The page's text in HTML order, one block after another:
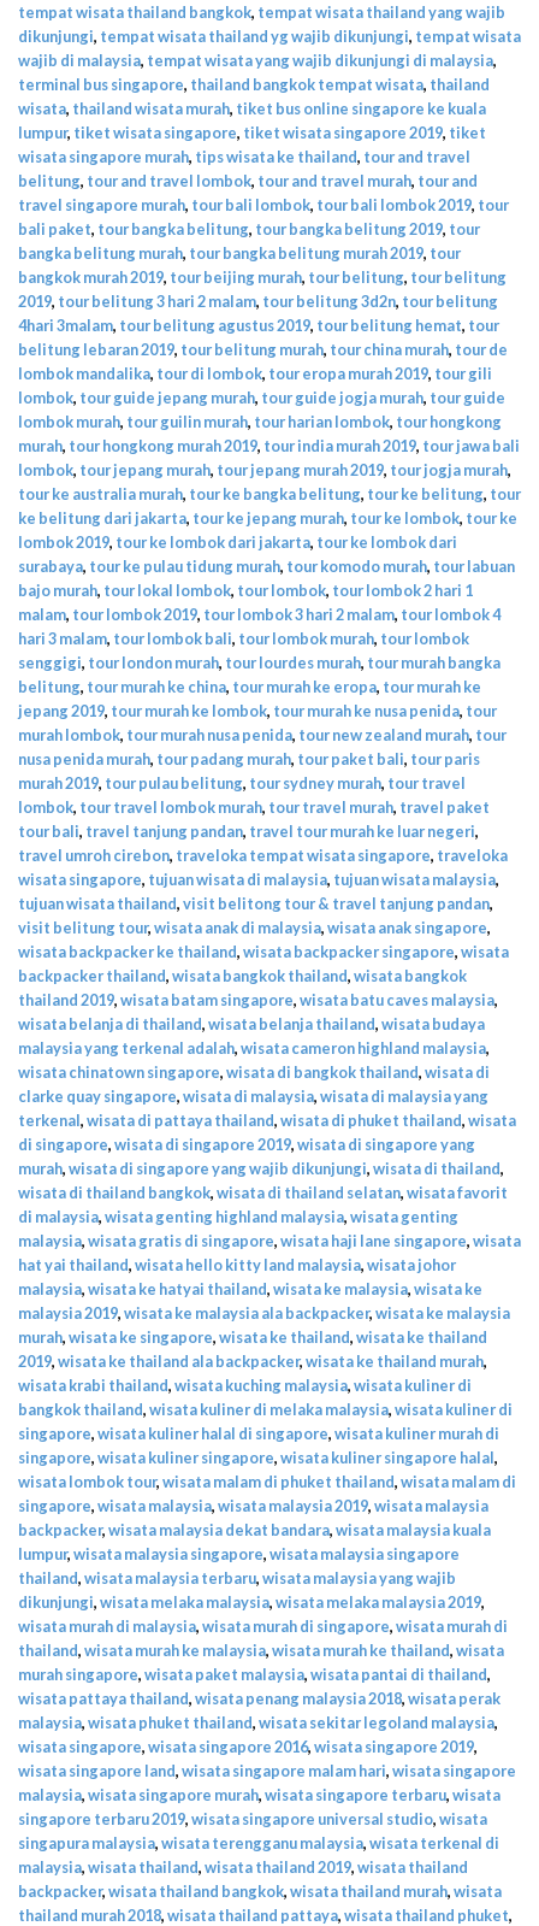
tempat wisata thailand bangkok, tempat wisata thailand yang wajib
dikunjungi, tempat wisata thailand yg wajib dikunjungi, tempat wisata
wajib di malaysia, tempat wisata yang wajib dikunjungi di malaysia,
terminal bus singapore, thailand bangkok tempat wisata, thailand
wisata, thailand wisata murah, tiket bus online singapore ke kuala
lumpur, tiket wisata singapore, tiket wisata singapore 2019, tiket
wisata singapore murah, tips wisata ke thailand, tour and travel
belitung, tour and travel lombok, tour and travel murah, tour and
travel singapore murah, tour bali lombok, tour bali lombok 2019, tour
bali paket, tour bangka belitung, tour bangka belitung 2019, tour
bangka belitung murah, tour bangka belitung murah 2019, tour
bangkok murah 2019, tour beijing murah, tour belitung, tour belitung
2019, tour belitung 3 hari 2 malam, tour belitung 3d2n, tour belitung
4hari 3malam, tour belitung agustus 2019, tour belitung hemat, tour
belitung lebaran 2019, tour belitung murah, tour china murah, tour de
lombok mandalika, tour di lombok, tour eropa murah 2019, tour gili
lombok, tour guide jepang murah, tour guide jogja murah, tour guide
lombok murah, tour guilin murah, tour harian lombok, tour hongkong
murah, tour hongkong murah 2019, tour india murah 2019, tour jawa bali
lombok, tour jepang murah, tour jepang murah 2019, tour jogja murah,
tour ke australia murah, tour ke bangka belitung, tour ke belitung, tour
ke belitung dari jakarta, tour ke jepang murah, tour ke lombok, tour ke
lombok 2019, tour ke lombok dari jakarta, tour ke lombok dari
surabaya, tour ke pulau tidung murah, tour komodo murah, tour labuan
bajo murah, tour lokal lombok, tour lombok, tour lombok 2 hari 1
malam, tour lombok 2019, tour lombok 3 hari 2 malam, tour lombok 4
hari 3 malam, tour lombok bali, tour lombok murah, tour lombok
senggigi, tour london murah, tour lourdes murah, tour murah bangka
belitung, tour murah ke china, tour murah ke eropa, tour murah ke
jepang 2019, tour murah ke lombok, tour murah ke nusa penida, tour
murah lombok, tour murah nusa penida, tour new zealand murah, tour
nusa penida murah, tour padang murah, tour paket bali, tour paris
murah 2019, tour pulau belitung, tour sydney murah, tour travel
lombok, tour travel lombok murah, tour travel murah, travel paket
tour bali, travel tanjung pandan, travel tour murah ke luar negeri,
travel umroh cirebon, traveloka tempat wisata singapore, traveloka
wisata singapore, tujuan wisata di malaysia, tujuan wisata malaysia,
tujuan wisata thailand,visit belitong tour & travel tanjung pandan,
visit belitung tour,wisata anak di malaysia,wisata anak singapore,
wisata backpacker ke thailand,wisata backpacker singapore,wisata
backpacker thailand,wisata bangkok thailand,wisata bangkok
thailand 2019,wisata batam singapore,wisata batu caves malaysia,
wisata belanja di thailand,wisata belanja thailand,wisata budaya
malaysia yang terkenal adalah,wisata cameron highland malaysia,
wisata chinatown singapore,wisata di bangkok thailand,wisata di
clarke quay singapore,wisata di malaysia,wisata di malaysia yang
terkenal,wisata di pattaya thailand,wisata di phuket thailand,wisata
di singapore,wisata di singapore 2019,wisata di singapore yang
murah,wisata di singapore yang wajib dikunjungi,wisata di thailand,
wisata di thailand bangkok,wisata di thailand selatan,wisata favorit
di malaysia,wisata genting highland malaysia,wisata genting
malaysia,wisata gratis di singapore,wisata haji lane singapore,wisata
hat yai thailand,wisata hello kitty land malaysia,wisata johor
malaysia,wisata ke hatyai thailand,wisata ke malaysia,wisata ke
malaysia 2019,wisata ke malaysia ala backpacker,wisata ke malaysia
murah,wisata ke singapore,wisata ke thailand,wisata ke thailand
2019,wisata ke thailand ala backpacker,wisata ke thailand murah,
wisata krabi thailand,wisata kuching malaysia,wisata kuliner di
bangkok thailand,wisata kuliner di melaka malaysia,wisata kuliner di
singapore,wisata kuliner halal di singapore,wisata kuliner murah di
singapore,wisata kuliner singapore,wisata kuliner singapore halal,
wisata lombok tour,wisata malam di phuket thailand,wisata malam di
singapore,wisata malaysia,wisata malaysia 2019,wisata malaysia
backpacker,wisata malaysia dekat bandara,wisata malaysia kuala
lumpur,wisata malaysia singapore,wisata malaysia singapore
thailand,wisata malaysia terbaru,wisata malaysia yang wajib
dikunjungi,wisata melaka malaysia,wisata melaka malaysia 2019,
wisata murah di malaysia,wisata murah di singapore,wisata murah di
thailand,wisata murah ke malaysia,wisata murah ke thailand,wisata
murah singapore,wisata paket malaysia,wisata pantai di thailand,
wisata pattaya thailand,wisata penang malaysia 2018,wisata perak
malaysia,wisata phuket thailand,wisata sekitar legoland malaysia,
wisata singapore,wisata singapore 2016,wisata singapore 2019,
wisata singapore land,wisata singapore malam hari,wisata singapore
malaysia,wisata singapore murah,wisata singapore terbaru,wisata
singapore terbaru 2019,wisata singapore universal studio,wisata
singapura malaysia,wisata terengganu malaysia,wisata terkenal di
malaysia,wisata thailand,wisata thailand 2019,wisata thailand
backpacker,wisata thailand bangkok,wisata thailand murah,wisata
thailand murah 2018,wisata thailand pattaya,wisata thailand phuket,